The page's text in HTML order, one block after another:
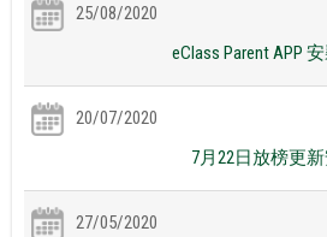
25/08/2020
eClass Parent APP
20/07/2020
7月22日放榜更
27/05/2020